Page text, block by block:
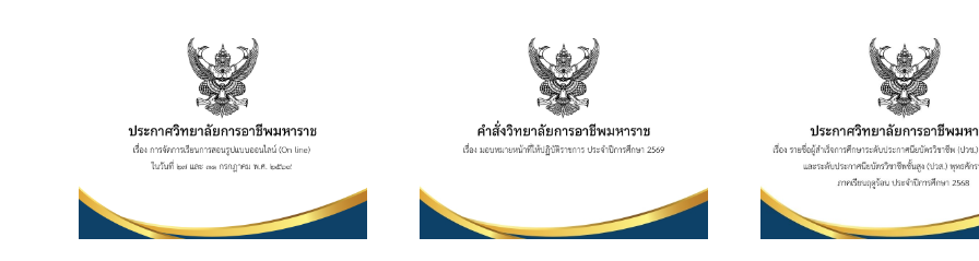
คำสั่งที่ 286/2569 เรื่อง
มอบหมายหน้าที่ให้ปฏิบัติ
ราชการ ประจำปีการศึกษา
ประกาศวิทยาลัยฯ เรื่อง
รายชื่อผู้สำเร็จการศึกษา
ระดับประกาศนียบัตร
วิชาชีพ (ปวช.) พุทธศักราช
2562 และระดับ
ประกาศนียบัตรวิชาชีพชั้น
สูง (ปวส.) พุทธศักราช
2567 ภาคเรียนฤดูร้อน
ประกาศวิทยา
เรื่อง กำหนดก
การจัดเก็บค่า
ศึกษา ค่าหน่วย
ประจำภาคเรีย
ศึกษา